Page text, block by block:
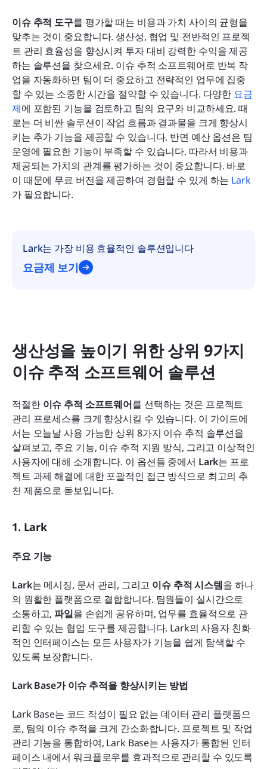
이슈 추적 도구를 평가할 때는 비용과 가치 사이의 균형을
맞추는 것이 중요합니다. 생산성, 협업 및 전반적인 프로젝
트 관리 효율성을 향상시켜 투자 대비 강력한 수익을 제공
하는 솔루션을 찾으세요. 이슈 추적 소프트웨어로 반복 작
업을 자동화하면 팀이 더 중요하고 전략적인 업무에 집중
할 수 있는 소중한 시간을 절약할 수 있습니다. 다양한 요금
제에 포함된 기능을 검토하고 팀의 요구와 비교하세요. 때
로는 더 비싼 솔루션이 작업 흐름과 결과물을 크게 향상시
키는 추가 기능을 제공할 수 있습니다. 반면 예산 옵션은 팀
운영에 필요한 기능이 부족할 수 있습니다. 따라서 비용과
제공되는 가치의 관계를 평가하는 것이 중요합니다. 바로
이 때문에 무료 버전을 제공하여 경험할 수 있게 하는 Lark
가 필요합니다.
Lark는 가장 비용 효율적인 솔루션입니다
요금제 보기
생산성을 높이기 위한 상위 9가지
이슈 추적 소프트웨어 솔루션
적절한 이슈 추적 소프트웨어를 선택하는 것은 프로젝트
관리 프로세스를 크게 향상시킬 수 있습니다. 이 가이드에
서는 오늘날 사용 가능한 상위 8가지 이슈 추적 솔루션을
살펴보고, 주요 기능, 이슈 추적 지원 방식, 그리고 이상적인
사용자에 대해 소개합니다. 이 옵션들 중에서 Lark는 프로
젝트 과제 해결에 대한 포괄적인 접근 방식으로 최고의 추
천 제품으로 돋보입니다.
1. Lark
주요 기능
Lark는 메시징, 문서 관리, 그리고 이슈 추적 시스템을 하나
의 원활한 플랫폼으로 결합합니다. 팀원들이 실시간으로
소통하고, 파일을 손쉽게 공유하며, 업무를 효율적으로 관
리할 수 있는 협업 도구를 제공합니다. Lark의 사용자 친화
적인 인터페이스는 모든 사용자가 기능을 쉽게 탐색할 수
있도록 보장합니다.
Lark Base가 이슈 추적을 향상시키는 방법
Lark Base는 코드 작성이 필요 없는 데이터 관리 플랫폼으
로, 팀의 이슈 추적을 크게 간소화합니다. 프로젝트 및 작업
관리 기능을 통합하여, Lark Base는 사용자가 통합된 인터
페이스 내에서 워크플로우를 효과적으로 관리할 수 있도록